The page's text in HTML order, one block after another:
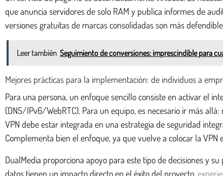
que anuncia servidores de solo RAM y publica informes de
versiones gratuitas de marcas consolidadas son más
Leer también Seguimiento de conversiones: imprescindible para
Mejores prácticas para la implementación: de individuos a
Para una persona, un enfoque sencillo consiste en activar el
(DNS/IPv6/WebRTC). Para un equipo, es necesario ir más
VPN debe estar integrada en una estrategia de seguridad
Complementa bien el enfoque, ya que vuelve a colocar la VPN
DualMedia proporciona apoyo para este tipo de decisiones y
datos tienen un impacto directo en el éxito del proyecto.